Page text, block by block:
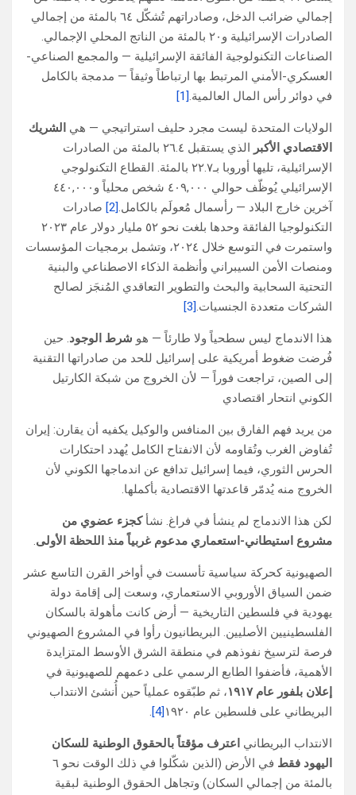
إجمالي ضرائب الدخل، وصادراتهم تُشكّل ٦٤ بالمئة من إجمالي
الصادرات الإسرائيلية و٢٠ بالمئة من الناتج المحلي الإجمالي.
الصناعات التكنولوجية الفائقة الإسرائيلية — والمجمع الصناعي-
العسكري-الأمني المرتبط بها ارتباطاً وثيقاً — مدمجة بالكامل
في دوائر رأس المال العالمية.[1]
الولايات المتحدة ليست مجرد حليف استراتيجي — هي الشريك
الاقتصادي الأكبر
الذي يستقبل ٢٦.٤ بالمئة من الصادرات
الإسرائيلية، تليها أوروبا بـ٢٢.٧ بالمئة. القطاع التكنولوجي
الإسرائيلي يُوظّف حوالي ٤٠٩,٠٠٠ شخص محلياً و٤٤٠,٠٠٠
آخرين خارج البلاد — رأسمال مُعولَم بالكامل.[2]
صادرات
التكنولوجيا الفائقة وحدها بلغت نحو ٥٢ مليار دولار عام ٢٠٢٣
واستمرت في التوسع خلال ٢٠٢٤، وتشمل برمجيات المؤسسات
ومنصات الأمن السيبراني وأنظمة الذكاء الاصطناعي والبنية
التحتية السحابية والبحث والتطوير التعاقدي المُنجَز لصالح
الشركات متعددة الجنسيات.[3]
هذا الاندماج ليس سطحياً ولا طارئاً — هو شرط الوجود. حين
فُرضت ضغوط أمريكية على إسرائيل للحد من صادراتها التقنية
إلى الصين، تراجعت فوراً — لأن الخروج من شبكة الكارتيل
الكوني انتحار اقتصادي
من يريد فهم الفارق بين المنافس والوكيل يكفيه أن يقارن: إيران
تُفاوض الغرب وتُقاومه لأن الانفتاح الكامل يُهدد احتكارات
الحرس الثوري، فيما إسرائيل تدافع عن اندماجها الكوني لأن
الخروج منه يُدمّر قاعدتها الاقتصادية بأكملها.
لكن هذا الاندماج لم ينشأ في فراغ. نشأكجزء عضوي من
مشروع استيطاني-استعماري مدعوم غربياً منذ اللحظة الأولى.
الصهيونية كحركة سياسية تأسست في أواخر القرن التاسع عشر
ضمن السياق الأوروبي الاستعماري، وسعت إلى إقامة دولة
يهودية في فلسطين التاريخية — أرض كانت مأهولة بالسكان
الفلسطينيين الأصليين. البريطانيون رأوا في المشروع الصهيوني
فرصة لترسيخ نفوذهم في منطقة الشرق الأوسط المتزايدة
الأهمية، فأضفوا الطابع الرسمي على دعمهم للصهيونية في
إعلان بلفور عام ١٩١٧
، ثم طبّقوه عملياً حين أُنشئ الانتداب
البريطاني على فلسطين عام ١٩٢٠
[4]
.
الانتداب البريطاني اعترف مؤقتاً بالحقوق الوطنية للسكان
اليهود فقط
في الأرض (الذين شكّلوا في ذلك الوقت نحو ٦
بالمئة من إجمالي السكان) وتجاهل الحقوق الوطنية لبقية